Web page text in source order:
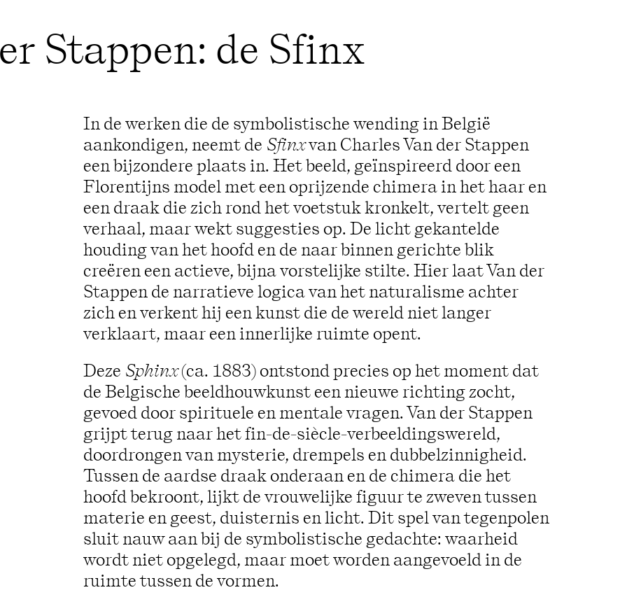
Stappen: de Sfinx
In de werken die de symbolistische wending in België
aankondigen, neemt de Sfinxvan Charles Van der Stappen
een bijzondere plaats in. Het beeld, geïnspireerd door een
Florentijns model met een oprijzende chimera in het haar en
een draak die zich rond het voetstuk kronkelt, vertelt geen
verhaal, maar wekt suggesties op. De licht gekantelde
houding van het hoofd en de naar binnen gerichte blik
creëren een actieve, bijna vorstelijke stilte. Hier laat Van der
Stappen de narratieve logica van het naturalisme achter
zich en verkent hij een kunst die de wereld niet langer
verklaart, maar een innerlijke ruimte opent.
Deze Sphinx(ca. 1883) ontstond precies op het moment dat
de Belgische beeldhouwkunst een nieuwe richting zocht,
gevoed door spirituele en mentale vragen. Van der Stappen
grijpt terug naar het fin‑de‑siècle‑verbeeldingswereld,
doordrongen van mysterie, drempels en dubbelzinnigheid.
Tussen de aardse draak onderaan en de chimera die het
hoofd bekroont, lijkt de vrouwelijke figuur te zweven tussen
materie en geest, duisternis en licht. Dit spel van tegenpolen
sluit nauw aan bij de symbolistische gedachte: waarheid
wordt niet opgelegd, maar moet worden aangevoeld in de
ruimte tussen de vormen.